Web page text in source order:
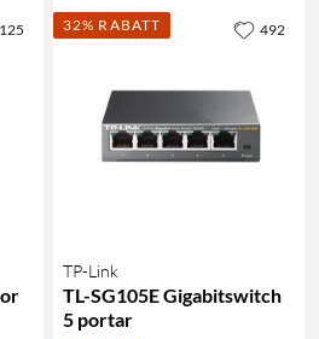
125 32% RABATT
TP-Link
TL-SG105E Gigabitswitch
5 portar
492